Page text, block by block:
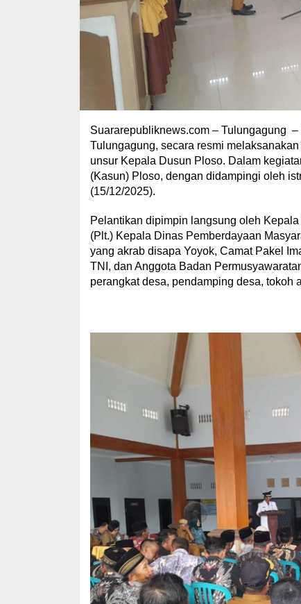
Suararepubliknews.com – Tulungagung
Tulungagung, secara resmi
unsur Kepala Dusun Ploso. Dalam
(Kasun) Ploso, dengan didampingi oleh
(15/12/2025).
Pelantikan dipimpin langsung oleh
(Plt.) Kepala Dinas Pemberdayaan
yang akrab disapa Yoyok, Camat Pakel
TNI, dan Anggota Badan
perangkat desa, pendamping desa, tokoh